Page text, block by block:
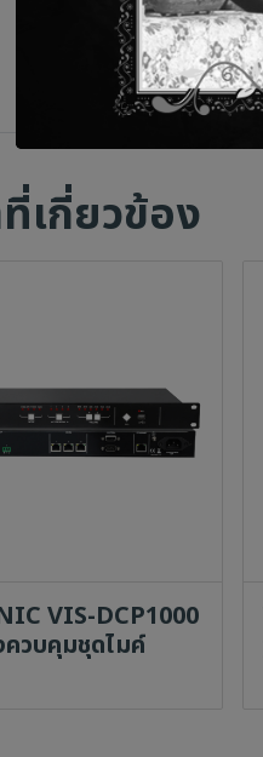
เกี่ยวข้อง
VIS-DCP1000
วบคุมชุดไมค์